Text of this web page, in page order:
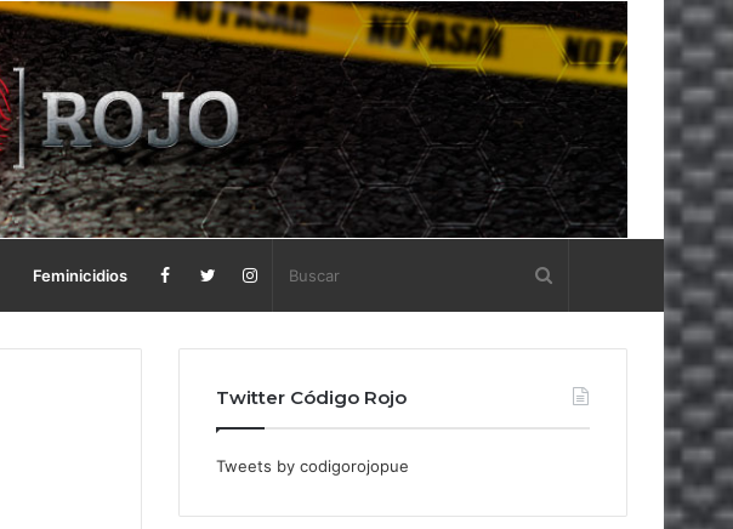
Feminicidios
Twitter Código Rojo
Tweets by codigorojopue